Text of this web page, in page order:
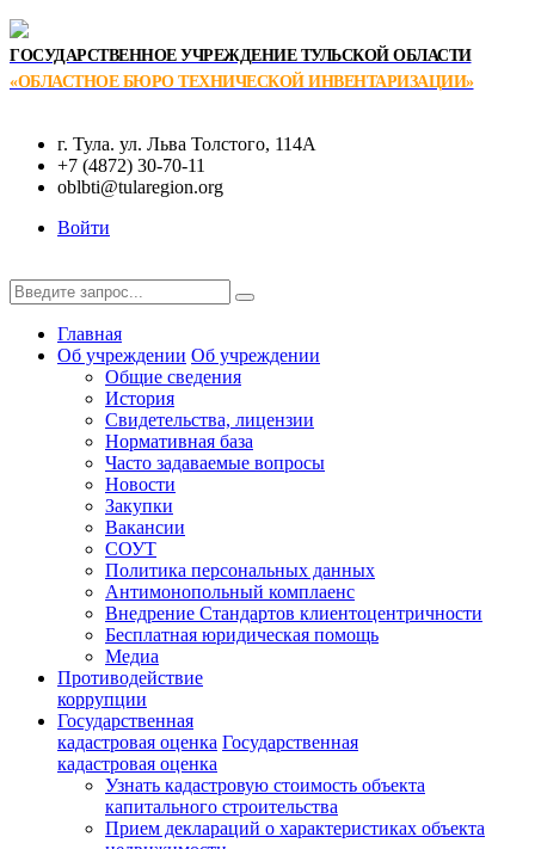
ГОСУДАРСТВЕННОЕ УЧРЕЖДЕНИЕ ТУЛЬСКОЙ ОБЛАСТИ
«ОБЛАСТНОЕ БЮРО ТЕХНИЧЕСКОЙ ИНВЕНТАРИЗАЦИИ»
г. Тула. ул. Льва Толстого, 114А
+7 (4872) 30-70-11
oblbti@tularegion.org
Войти
Главная
Об учреждении Об учреждении
Общие сведения
История
Свидетельства, лицензии
Нормативная база
Часто задаваемые вопросы
Новости
Закупки
Вакансии
СОУТ
Политика персональных данных
Антимонопольный комплаенс
Внедрение Стандартов клиентоцентричности
Бесплатная юридическая помощь
Медиа
Противодействие
коррупции
Государственная
кадастровая оценка Государственная
кадастровая оценка
Узнать кадастровую стоимость объекта
капитального строительства
Прием деклараций о характеристиках объекта